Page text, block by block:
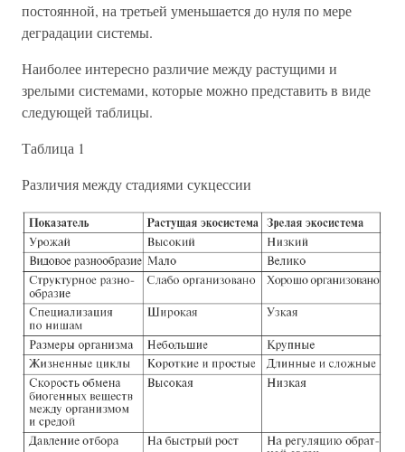
постоянной, на третьей уменьшается до нуля по мере
деградации системы.
Наиболее интересно различие между растущими и
зрелыми системами, которые можно представить в виде
следующей таблицы.
Таблица 1
Различия между стадиями сукцессии